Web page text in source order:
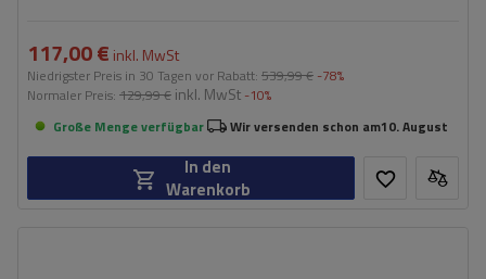
117,00 € inkl. MwSt
Niedrigster Preis in 30 Tagen vor Rabatt: 539,99 € -78%
Normaler Preis: 129,99 € inkl. MwSt -10%
Große Menge verfügbar
Wir versenden schon am10. August
In den
Warenkorb